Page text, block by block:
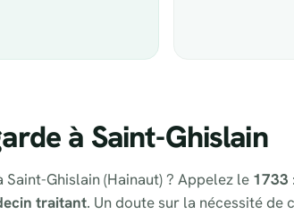
à Saint-Ghislain
Ghislain (Hainaut) ? Appelez le 1733
traitant. Un doute sur la nécessité